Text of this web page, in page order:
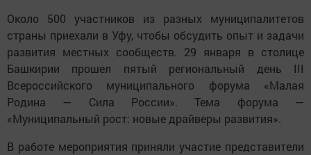
Около 500 участников из разных муниципалитетов
страны приехали в Уфу, чтобы обсудить опыт и задачи
развития местных сообществ. 29 января в столице
Башкирии прошел пятый региональный день III
Всероссийского муниципального форума «Малая
Родина — Сила России». Тема форума —
«Муниципальный рост: новые драйверы развития».
В работе мероприятия приняли участие представители